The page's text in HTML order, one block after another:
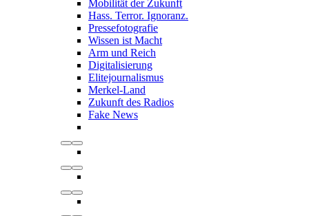
Mobilität der Zukunft
Hass. Terror. Ignoranz.
Pressefotografie
Wissen ist Macht
Arm und Reich
Digitalisierung
Elitejournalismus
Merkel-Land
Zukunft des Radios
Fake News